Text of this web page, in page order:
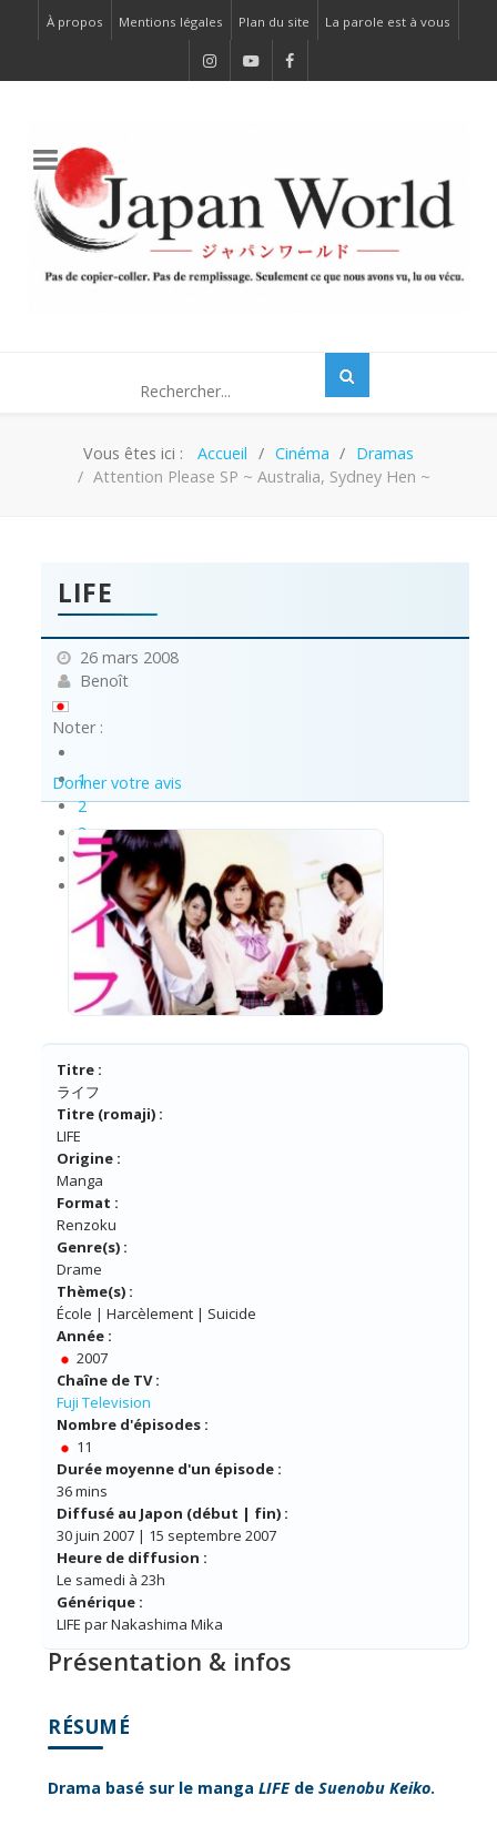
À propos Mentions légales Plan du site La parole est à vous
Vous êtes ici : Accueil Cinéma
Dramas
Attention Please SP ~ Australia, Sydney Hen ~
LIFE
26 mars 2008
Benoît
Noter :
1
2
3
4
5
Donner votre avis
Titre :
ライフ
Titre (romaji) :
LIFE
Origine :
Manga
Format :
Renzoku
Genre(s) :
Drame
Thème(s) :
École | Harcèlement | Suicide
Année :
2007
Chaîne de TV :
Fuji Television
Nombre d'épisodes :
11
Durée moyenne d'un épisode :
36 mins
Diffusé au Japon (début | fin) :
30 juin 2007 | 15 septembre 2007
Heure de diffusion :
Le samedi à 23h
Générique :
LIFE par Nakashima Mika
Présentation & infos
RÉSUMÉ
Drama basé sur le manga LIFEde Suenobu Keiko.